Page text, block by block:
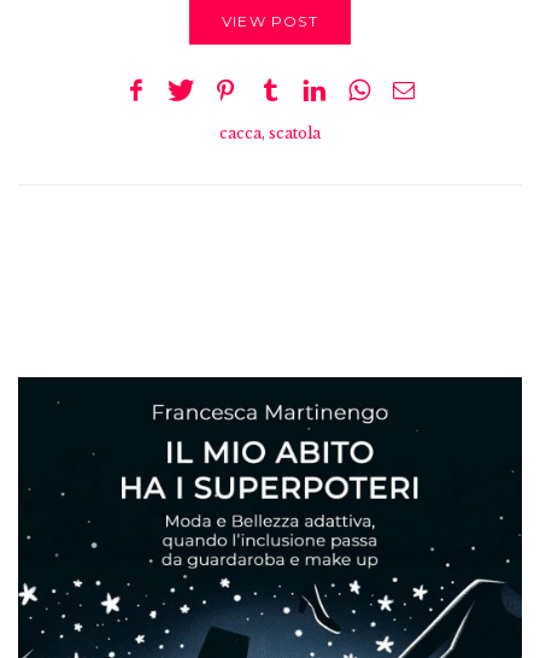
VIEW POST
cacca, scatola